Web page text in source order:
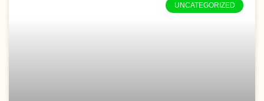
UNCATEGORIZED